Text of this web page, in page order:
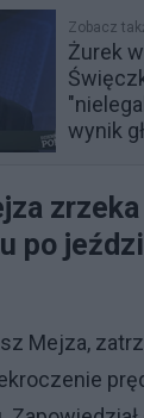
Zobacz
Żurek
wynik
po
Mejza,